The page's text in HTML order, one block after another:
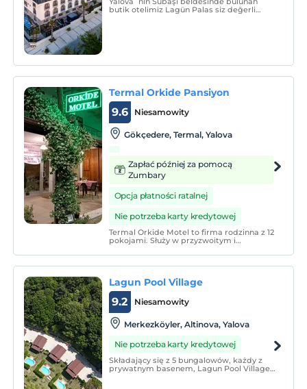
butik otelimiz Lagün Palas siz değerli
Termal Orkide Pansiyon
Niesamowity
9.6
Gökçedere, Termal, Yalova
Zapłać później za pomocą
Zumbary
Opcja płatności ratalnej
Nie potrzeba karty kredytowej
Termal Orkide Motel to firma rodzinna z 12
pokojami. Służy w przyzwoitym i
Zgodnie z naszą polityką biznesową,
naszym priorytetem jest zapewnienie
pokojach.
Lagun Pool Village
Niesamowity
9.2
Merkezköyler, Altinova, Yalova
Nie potrzeba karty kredytowej
Składający się z 5 bungalowów, każdy z
prywatnym basenem, Lagun Pool Village